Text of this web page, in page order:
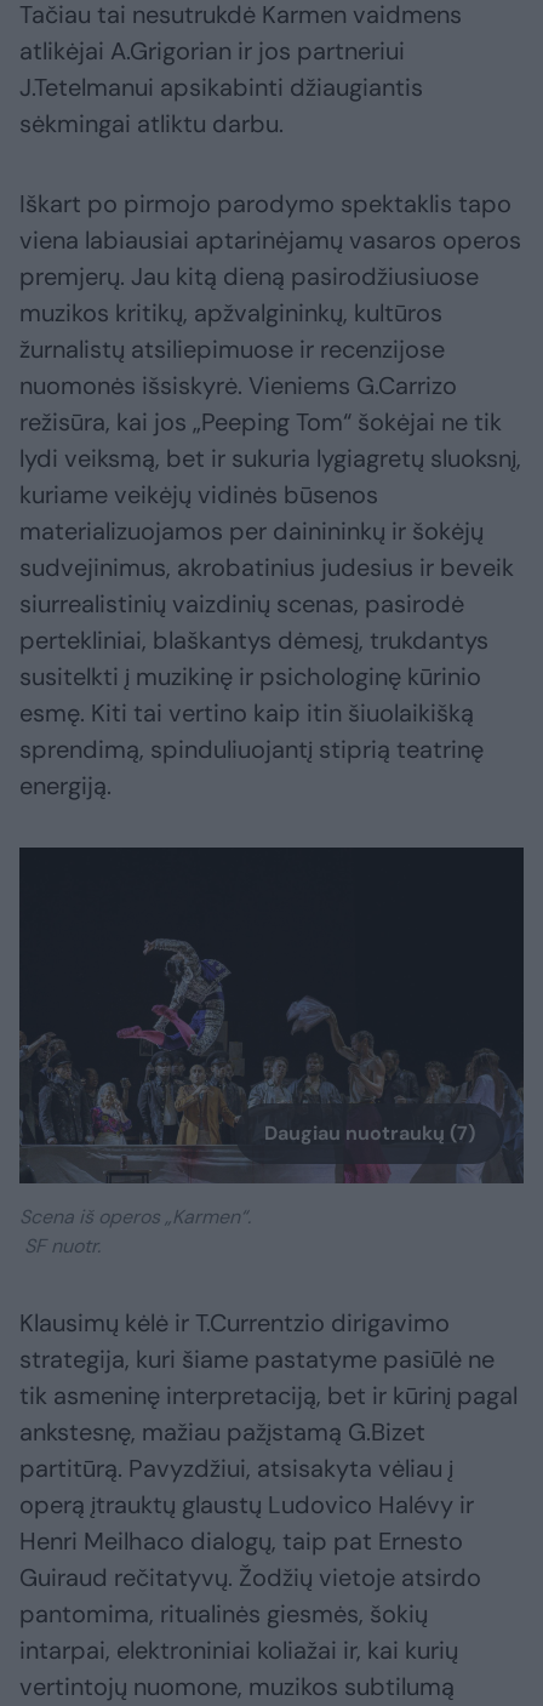
Tačiau tai nesutrukdė Karmen vaidmens
atlikėjai A.Grigorian ir jos partneriui
J.Tetelmanui apsikabinti džiaugiantis
sėkmingai atliktu darbu.
Iškart po pirmojo parodymo spektaklis tapo
viena labiausiai aptarinėjamų vasaros operos
premjerų. Jau kitą dieną pasirodžiusiuose
muzikos kritikų, apžvalgininkų, kultūros
žurnalistų atsiliepimuose ir recenzijose
nuomonės išsiskyrė. Vieniems G.Carrizo
režisūra, kai jos „Peeping Tom“ šokėjai ne tik
lydi veiksmą, bet ir sukuria lygiagretų sluoksnį,
kuriame veikėjų vidinės būsenos
materializuojamos per dainininkų ir šokėjų
sudvejinimus, akrobatinius judesius ir beveik
siurrealistinių vaizdinių scenas, pasirodė
pertekliniai, blaškantys dėmesį, trukdantys
susitelkti į muzikinę ir psichologinę kūrinio
esmę. Kiti tai vertino kaip itin šiuolaikišką
sprendimą, spinduliuojantį stiprią teatrinę
energiją.
Daugiau nuotraukų (7)
Scena iš operos „Karmen“.
SF nuotr.
Klausimų kėlė ir T.Currentzio dirigavimo
strategija, kuri šiame pastatyme pasiūlė ne
tik asmeninę interpretaciją, bet ir kūrinį pagal
ankstesnę, mažiau pažįstamą G.Bizet
partitūrą. Pavyzdžiui, atsisakyta vėliau į
operą įtrauktų glaustų Ludovico Halévy ir
Henri Meilhaco dialogų, taip pat Ernesto
Guiraud rečitatyvų. Žodžių vietoje atsirdo
pantomima, ritualinės giesmės, šokių
intarpai, elektroniniai koliažai ir, kai kurių
vertintojų nuomone, muzikos subtilumą